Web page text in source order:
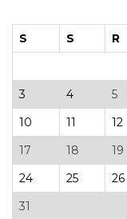
S S R
3
4 5
10
11 12
17
18 19
24
25 26
31